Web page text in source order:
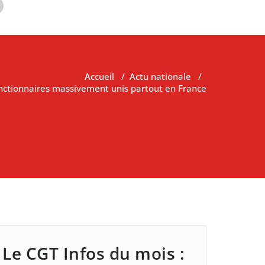
Accueil / Actu nationale /
massivement unis partout en France
Le CGT Infos du mois :